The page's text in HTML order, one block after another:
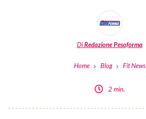
DiRedazione Pesoforma
Home Blog Fit News
2 min.